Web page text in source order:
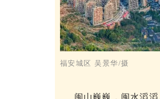
福安城区 吴景华/摄
闽山巍巍，闽水滔